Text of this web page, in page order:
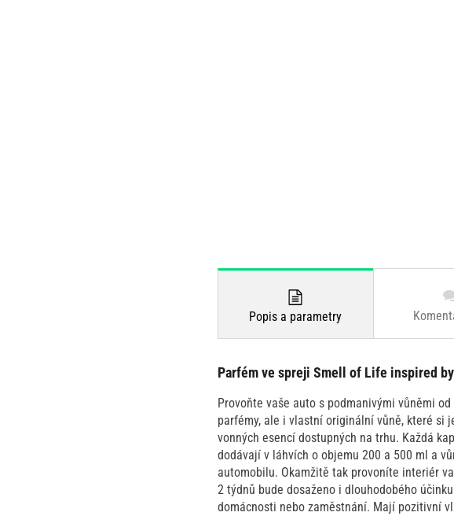
Popis a parametry
Parfém ve spreji Smell of Life inspired
Provoňte vaše auto s podmanivými vůněmi
parfémy, ale i vlastní originální vůně, které si
vonných esencí dostupných na trhu. Každá
dodávají v láhvích o objemu 200 a 500 ml a
automobilu. Okamžitě tak provoníte interiér
2 týdnů bude dosaženo i dlouhodobého
domácnosti nebo zaměstnání. Mají pozitivní